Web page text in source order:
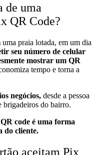
de uma
QR Code?
praia lotada, em um dia
seu número de celular
mostrar um QR
tempo e torna a
negócios, desde a pessoa
brigadeiros do bairro.
code é uma forma
do cliente.
aceitam Pix